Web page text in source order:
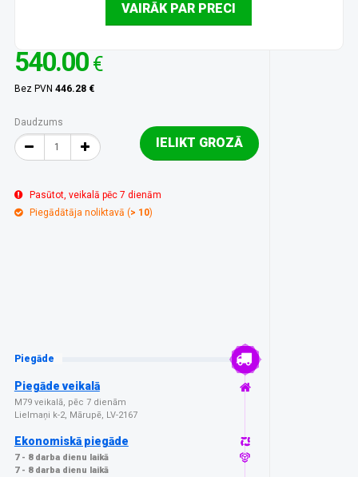
VAIRĀK PAR PRECI
540.00 €
Bez PVN 446.28 €
Daudzums
IELIKT GROZĀ
Pasūtot, veikalā pēc 7 dienām
Piegādātāja noliktavā (> 10)
Piegāde
Piegāde veikalā
M79 veikalā, pēc 7 dienām
Lielmaņi k-2, Mārupē, LV-2167
Ekonomiskā piegāde
7 - 8 darba dienu laikā
7 - 8 darba dienu laikā